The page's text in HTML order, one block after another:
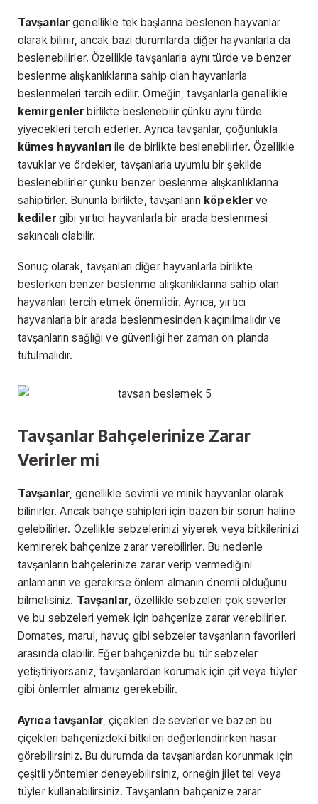
Tavşanlar genellikle tek başlarına beslenen hayvanlar
olarak bilinir, ancak bazı durumlarda diğer hayvanlarla da
beslenebilirler. Özellikle tavşanlarla aynı türde ve benzer
beslenme alışkanlıklarına sahip olan hayvanlarla
beslenmeleri tercih edilir. Örneğin, tavşanlarla genellikle
kemirgenler birlikte beslenebilir çünkü aynı türde
yiyecekleri tercih ederler. Ayrıca tavşanlar, çoğunlukla
kümes hayvanlarıile de birlikte beslenebilirler. Özellikle
tavuklar ve ördekler, tavşanlarla uyumlu bir şekilde
beslenebilirler çünkü benzer beslenme alışkanlıklarına
sahiptirler. Bununla birlikte, tavşanların köpekler ve
kedilergibi yırtıcı hayvanlarla bir arada beslenmesi
sakıncalı olabilir.
Sonuç olarak, tavşanları diğer hayvanlarla birlikte
beslerken benzer beslenme alışkanlıklarına sahip olan
hayvanları tercih etmek önemlidir. Ayrıca, yırtıcı
hayvanlarla bir arada beslenmesinden kaçınılmalıdır ve
tavşanların sağlığı ve güvenliği her zaman ön planda
tutulmalıdır.
Tavşanlar Bahçelerinize Zarar
Verirler mi
Tavşanlar, genellikle sevimli ve minik hayvanlar olarak
bilinirler. Ancak bahçe sahipleri için bazen bir sorun haline
gelebilirler. Özellikle sebzelerinizi yiyerek veya bitkilerinizi
kemirerek bahçenize zarar verebilirler. Bu nedenle
tavşanların bahçelerinize zarar verip vermediğini
anlamanın ve gerekirse önlem almanın önemli olduğunu
bilmelisiniz. Tavşanlar, özellikle sebzeleri çok severler
ve bu sebzeleri yemek için bahçenize zarar verebilirler.
Domates, marul, havuç gibi sebzeler tavşanların favorileri
arasında olabilir. Eğer bahçenizde bu tür sebzeler
yetiştiriyorsanız, tavşanlardan korumak için çit veya tüyler
gibi önlemler almanız gerekebilir.
Ayrıca tavşanlar, çiçekleri de severler ve bazen bu
çiçekleri bahçenizdeki bitkileri değerlendirirken hasar
görebilirsiniz. Bu durumda da tavşanlardan korunmak için
çeşitli yöntemler deneyebilirsiniz, örneğin jilet tel veya
tüyler kullanabilirsiniz. Tavşanların bahçenize zarar